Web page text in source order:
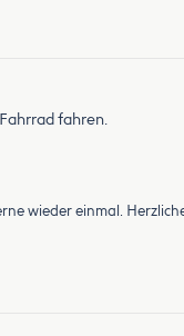
fahren.
wieder einmal.